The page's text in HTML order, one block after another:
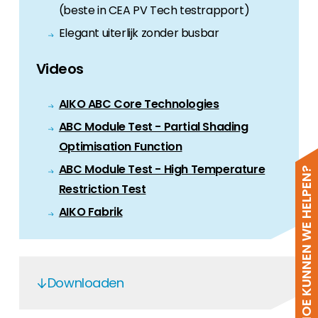
HOE KUNNEN WE HELPEN?
(beste in CEA PV Tech testrapport)
Elegant uiterlijk zonder busbar
Videos
AIKO ABC Core Technologies
ABC Module Test - Partial Shading
Optimisation Function
ABC Module Test - High Temperature
Restriction Test
AIKO Fabrik
Downloaden